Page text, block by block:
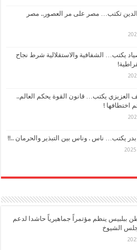
تكتب… مصر على مر العصور.. مصر
يكتب… الشفافية والاستقلالية شرط نجاح
يكتب… قانون القوة يحكم العالم..
اختطافها !
بدر يكتب… ناس . وناس بين التبذير والحرمان ..!!
ببلبيس ينظم مؤتمراً جماهيرياً حاشدا لدعم
الشيوخ